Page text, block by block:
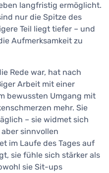
langfristig ermöglicht.
nur die Spitze des
Teil liegt tiefer – und
Aufmerksamkeit zu
Rede war, hat nach
Arbeit mit einer
bewussten Umgang mit
mehr. Sie
– sie widmet sich
sinnvollen
im Laufe des Tages auf
sie fühle sich stärker als
sie Sit-ups